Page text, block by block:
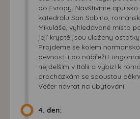
do Evropy. Navštívíme
katedrálu San Sabino,
Mikuláše, vyhledávané místo
její kryptě jsou uloženy ostatky
Projdeme se kolem
pevnosti i po nábřeží
nejdelším v Itálii a vybízí k
procházkám se spoustou
Večer návrat na ubytování.
4. den: